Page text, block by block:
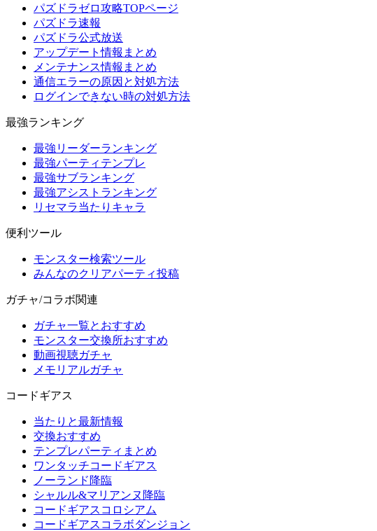
パズドラゼロ攻略TOPページ
パズドラ速報
パズドラ公式放送
アップデート情報まとめ
メンテナンス情報まとめ
通信エラーの原因と対処方法
ログインできない時の対処方法
最強ランキング
最強リーダーランキング
最強パーティテンプレ
最強サブランキング
最強アシストランキング
リセマラ当たりキャラ
便利ツール
モンスター検索ツール
みんなのクリアパーティ投稿
ガチャ/コラボ関連
ガチャ一覧とおすすめ
モンスター交換所おすすめ
動画視聴ガチャ
メモリアルガチャ
コードギアス
当たりと最新情報
交換おすすめ
テンプレパーティまとめ
ワンタッチコードギアス
ノーランド降臨
シャルル&マリアンヌ降臨
コードギアスコロシアム
コードギアスコラボダンジョン